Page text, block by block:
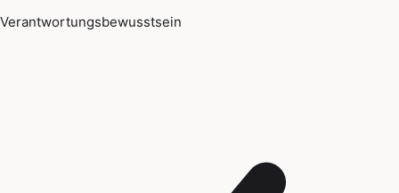
Verantwortungsbewusstsein